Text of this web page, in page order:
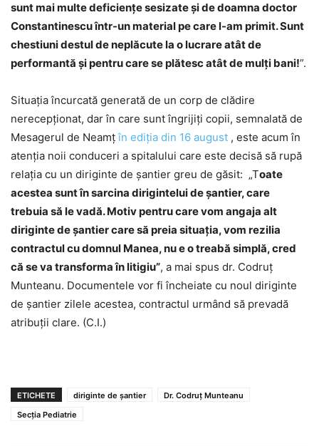
sunt mai multe deficiențe sesizate și de doamna doctor
Constantinescu într-un material pe care l-am primit. Sunt
chestiuni destul de neplăcute la o lucrare atât de
performantă și pentru care se plătesc atât de mulți bani!”.
Situația încurcată generată de un corp de clădire
nerecepționat, dar în care sunt îngrijiți copii, semnalată de
Mesagerul de Neamțîn ediția din 16 august , este acum în
atenția noii conduceri a spitalului care este decisă să rupă
relația cu un diriginte de șantier greu de găsit: „Toate
acestea sunt în sarcina dirigintelui de șantier, care
trebuia să le vadă. Motiv pentru care vom angaja alt
diriginte de șantier care să preia situația, vom rezilia
contractul cu domnul Manea, nu e o treabă simplă, cred
că se va transforma în litigiu”, a mai spus dr. Codruț
Munteanu. Documentele vor fi încheiate cu noul diriginte
de șantier zilele acestea, contractul urmând să prevadă
atribuții clare. (C.I.)
ETICHETE diriginte de șantier
Dr. Codruț Munteanu
Secția Pediatrie